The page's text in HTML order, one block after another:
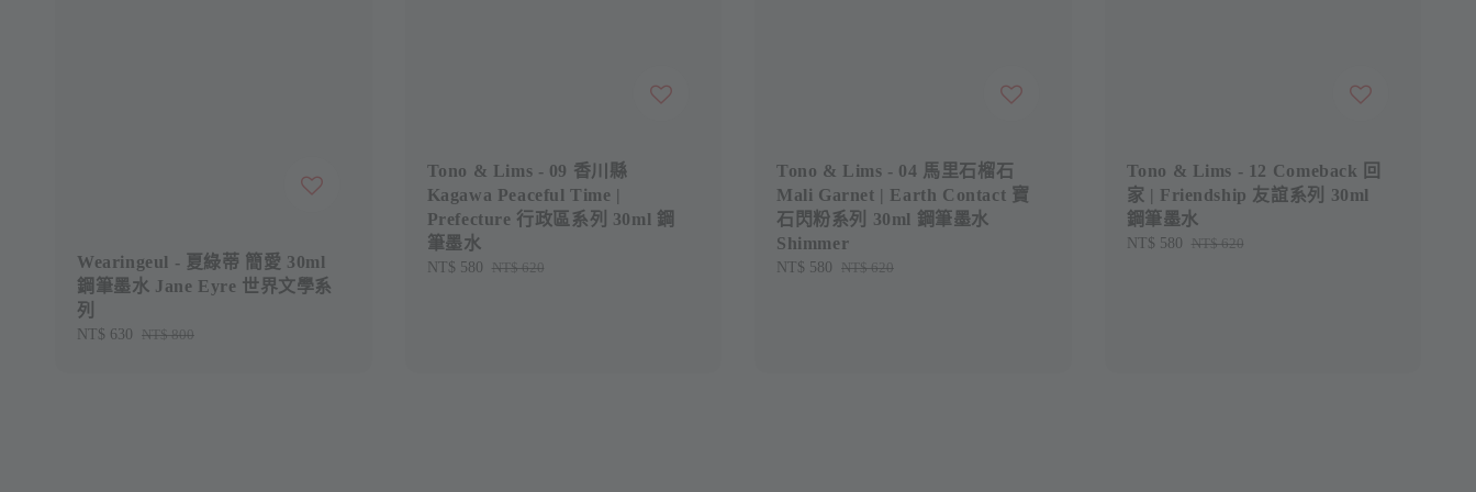
Wearingeul - 夏綠蒂 簡愛 30ml
鋼筆墨水 Jane Eyre 世界文學系
列
Sale
NT$ 630 Regular
NT$ 800
Tono & Lims - 09 香川縣
Kagawa Peaceful Time |
Prefecture 行政區系列 30ml 鋼
筆墨水
Sale
NT$ 580 Regular
NT$ 620
Tono & Lims - 04 馬里石榴石
Mali Garnet | Earth Contact 寶
石閃粉系列 30ml 鋼筆墨水
Shimmer
Sale
NT$ 580 Regular
NT$ 620
Tono & Lims - 12 Comeback 回
家 | Friendship 友誼系列 30ml
鋼筆墨水
Sale
NT$ 580 Regular
NT$ 620